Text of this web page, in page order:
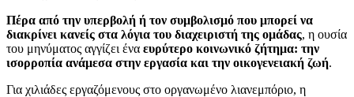
Πέρα από την υπερβολή ή τον συμβολισμό που μπορεί να
διακρίνει κανείς στα λόγια του διαχειριστή της ομάδας, η ουσία
του μηνύματος αγγίζει ένα ευρύτερο κοινωνικό ζήτημα: την
ισορροπία ανάμεσα στην εργασία και την οικογενειακή ζωή.
Για χιλιάδες εργαζόμενους στο οργανωμένο λιανεμπόριο, η